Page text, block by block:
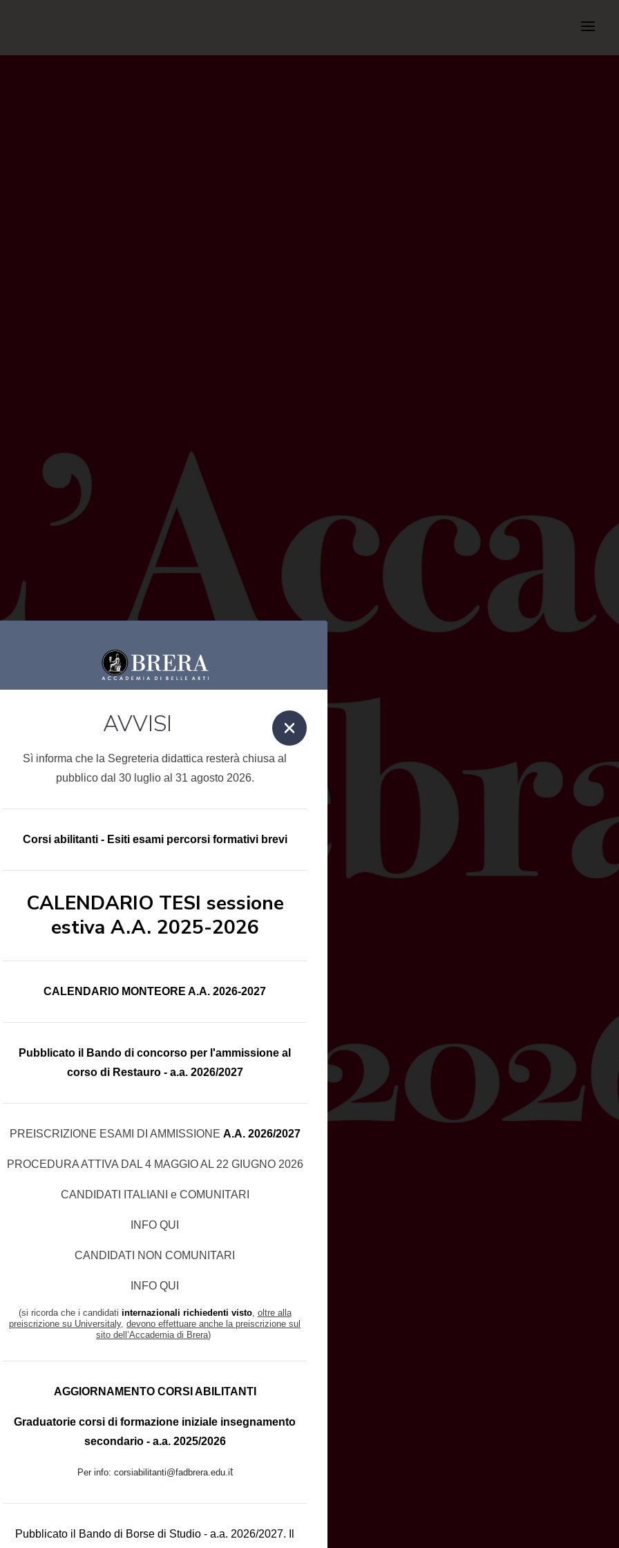
AVVISI
Sì informa che la Segreteria didattica resterà chiusa al
pubblico dal 30 luglio al 31 agosto 2026.
Corsi abilitanti - Esiti esami percorsi formativi brevi
CALENDARIO TESI sessione
estiva A.A. 2025-2026
CALENDARIO MONTEORE A.A. 2026-2027
Pubblicato il Bando di concorso per l'ammissione al
corso di Restauro - a.a. 2026/2027
PREISCRIZIONE ESAMI DI AMMISSIONE A.A. 2026/2027
PROCEDURA ATTIVA DAL 4 MAGGIO AL 22 GIUGNO 2026
CANDIDATI ITALIANI e COMUNITARI
INFO QUI
CANDIDATI NON COMUNITARI
INFO QUI
(si ricorda che i candidati internazionali richiedenti visto, oltre alla
preiscrizione su Universitaly, devono effettuare anche la preiscrizione sul
sito dell’Accademia di Brera)
AGGIORNAMENTO CORSI ABILITANTI
Graduatorie corsi di formazione iniziale insegnamento
secondario - a.a. 2025/2026
Per info: corsiabilitanti@fadbrera.edu.it
Pubblicato il Bando di Borse di Studio - a.a. 2026/2027. Il